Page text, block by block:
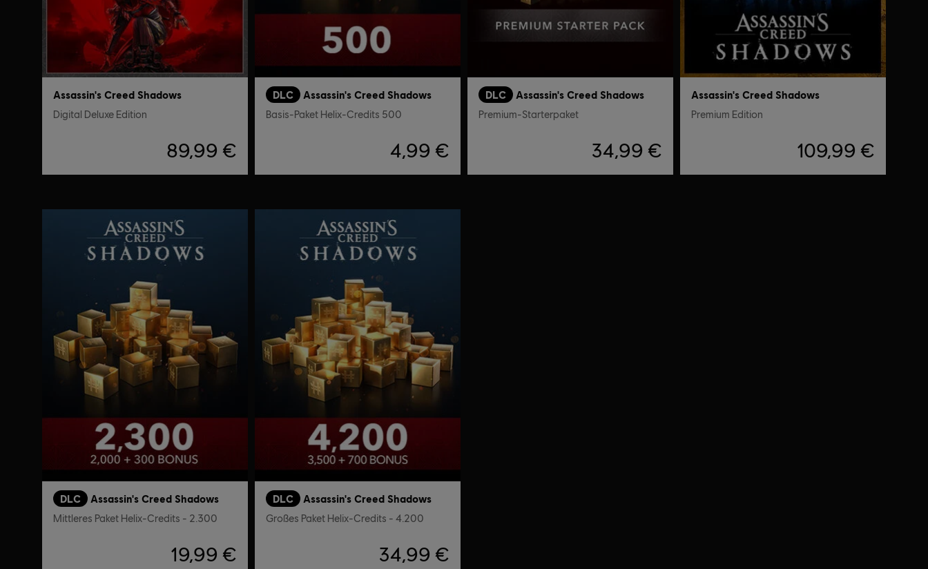
Assassin's Creed Shadows
Digital Deluxe Edition
89,99 €
DLC Assassin's Creed Shadows
Basis-Paket Helix-Credits 500
4,99 €
DLC Assassin's Creed Shadows
Premium-Starterpaket
34,99 €
Assassin's Creed Shadows
Premium Edition
109,99 €
DLC Assassin's Creed Shadows
Mittleres Paket Helix-Credits - 2.300
19,99 €
DLC Assassin's Creed Shadows
Großes Paket Helix-Credits - 4.200
34,99 €